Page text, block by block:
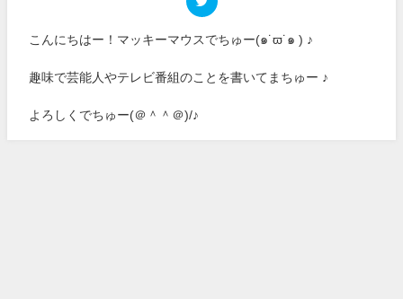
こんにちはー！マッキーマウスでちゅー(๑˙ϖ˙๑ ) ♪
趣味で芸能人やテレビ番組のことを書いてまちゅー ♪
よろしくでちゅー(＠＾＾＠)/♪